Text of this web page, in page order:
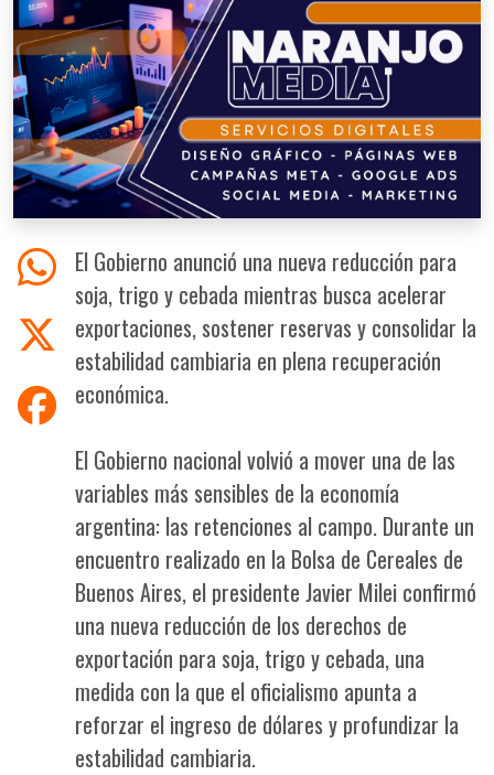
El Gobierno anunció una nueva reducción para
soja, trigo y cebada mientras busca acelerar
exportaciones, sostener reservas y consolidar la
estabilidad cambiaria en plena recuperación
económica.
El Gobierno nacional volvió a mover una de las
variables más sensibles de la economía
argentina: las retenciones al campo. Durante un
encuentro realizado en la Bolsa de Cereales de
Buenos Aires, el presidente Javier Milei confirmó
una nueva reducción de los derechos de
exportación para soja, trigo y cebada, una
medida con la que el oficialismo apunta a
reforzar el ingreso de dólares y profundizar la
estabilidad cambiaria.